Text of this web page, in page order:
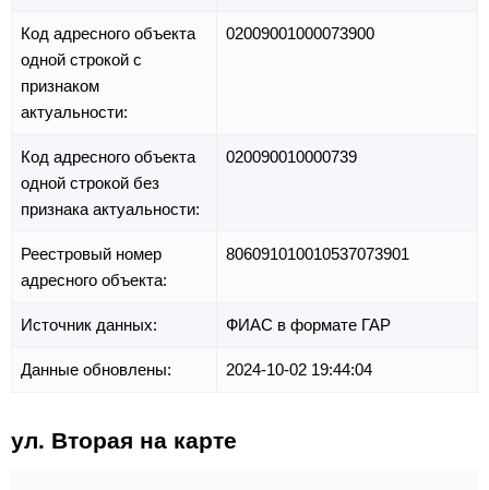
Код адресного объекта
одной строкой с
признаком
актуальности:
02009001000073900
Код адресного объекта
одной строкой без
признака актуальности:
020090010000739
Реестровый номер
адресного объекта:
806091010010537073901
Источник данных: ФИАС в формате ГАР
Данные обновлены: 2024-10-02 19:44:04
ул. Вторая на карте